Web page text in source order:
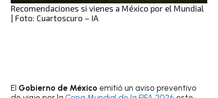
Recomendaciones si vienes a México por el Mundial
| Foto: Cuartoscuro – IA
El Gobierno de México emitió un aviso preventivo